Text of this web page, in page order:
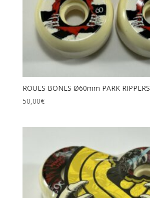
ROUES BONES Ø60mm PARK RIPPERS
50,00€